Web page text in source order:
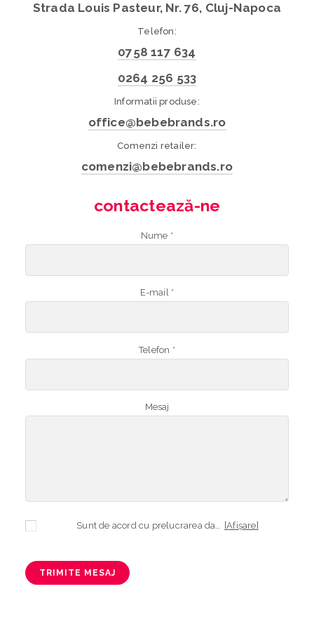
Strada Louis Pasteur, Nr. 76, Cluj-Napoca
Telefon:
0758 117 634
0264 256 533
Informatii produse:
office@bebebrands.ro
Comenzi retailer:
comenzi@bebebrands.ro
contactează-ne
Nume *
E-mail *
Telefon *
Mesaj
[Afișare]
TRIMITE MESAJ